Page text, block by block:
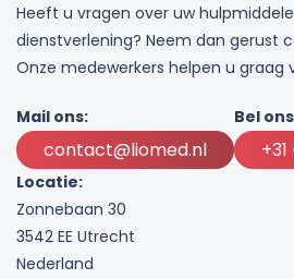
Heeft u vragen over uw
dienstverlening? Neem dan gerust
Onze medewerkers helpen u graag
Mail ons:
contact@liomed.nl
Bel
Locatie:
Zonnebaan 30
3542 EE Utrecht
Nederland